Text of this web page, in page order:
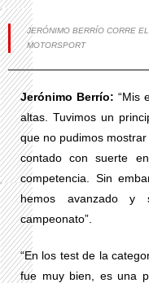
JERÓNIMO BERRÍO CORRE
MOTORSPORT
Jerónimo Berrío: “Mis
altas. Tuvimos un
que no pudimos
contado con suerte
competencia. Sin
hemos avanzado y
campeonato”.
“En los test de la
fue muy bien, es una